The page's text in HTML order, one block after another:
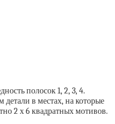
полосок 1, 2, 3, 4.
детали в местах, на которые
2 х 6 квадратных мотивов.